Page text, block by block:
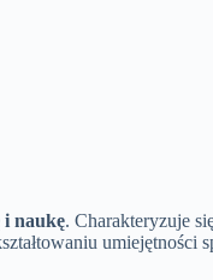
i naukę. Charakteryzuje
umiejętności